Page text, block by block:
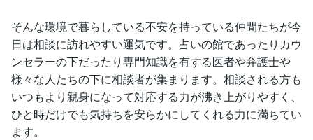
そんな環境で暮らしている不安を持っている仲間たちが今
日は相談に訪れやすい運気です。占いの館であったりカウ
ンセラーの下だったり専門知識を有する医者や弁護士や
様々な人たちの下に相談者が集まります。相談される方も
いつもより親身になって対応する力が沸き上がりやすく、
ひと時だけでも気持ちを安らかにしてくれる力に満ちてい
ます。